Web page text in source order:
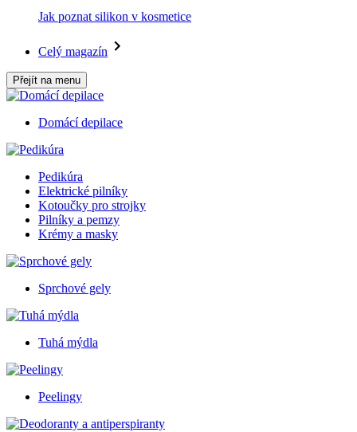
Jak poznat silikon v kosmetice
Celý magazín
Přejít na menu
Domácí depilace
Pedikúra
Elektrické pilníky
Kotoučky pro strojky
Pilníky a pemzy
Krémy a masky
Sprchové gely
Tuhá mýdla
Peelingy